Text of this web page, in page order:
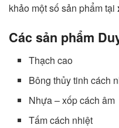
khảo một số sản phẩm tại
Các sản phẩm
Thạch cao
Bông thủy tinh cách
Nhựa – xốp cách âm
Tấm cách nhiệt